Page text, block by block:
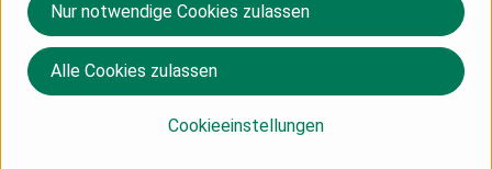
Herkunft
Cookieeinstellungen
Nur notwendige Cookies zulassen
Alle Cookies zulassen